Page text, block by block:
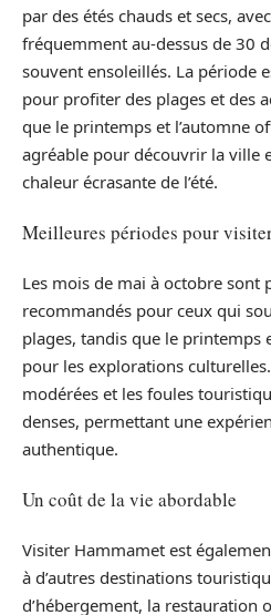
par des étés chauds et secs,
fréquemment au-dessus de 30
souvent ensoleillés. La période
pour profiter des plages et des
que le printemps et l’automne
agréable pour découvrir la ville
chaleur écrasante de l’été.
Meilleures périodes pour
Les mois de mai à octobre sont
recommandés pour ceux qui
plages, tandis que le printemps
pour les explorations
modérées et les foules
denses, permettant une
authentique.
Un coût de la vie abordable
Visiter Hammamet est
à d’autres destinations
d’hébergement, la restauration